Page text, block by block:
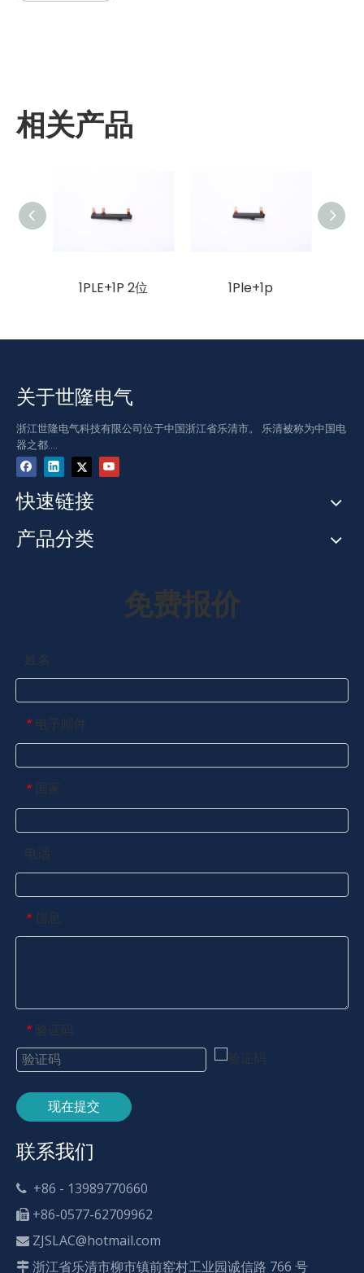
相关产品
1PLE+1P 2位 1Ple+1p
关于世隆电气
浙江世隆电气科技有限公司位于中国浙江省乐清市。 乐清被称为中国电
器之都....
快速链接
产品分类
免费报价
姓名
* 电子邮件
* 国家
电话
* 信息
* 验证码
现在提交
联系我们
 +86 - 13989770660
 +86-0577-62709962
 ZJSLAC@hotmail.com
 浙江省乐清市柳市镇前窑村工业园诚信路 766 号